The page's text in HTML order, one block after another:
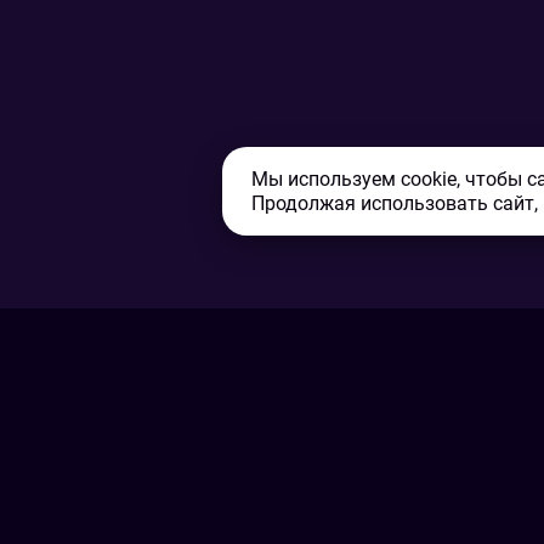
Мы используем cookie, чтобы
Продолжая использовать